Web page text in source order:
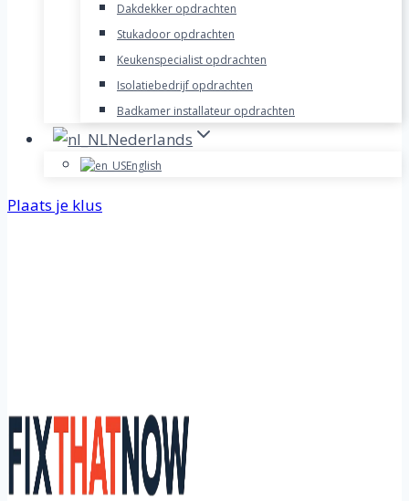
Dakdekker opdrachten
Stukadoor opdrachten
Keukenspecialist opdrachten
Isolatiebedrijf opdrachten
Badkamer installateur opdrachten
Nederlands
English
Plaats je klus